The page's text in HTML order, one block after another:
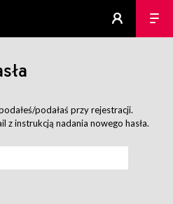
podałaś przy rejestracji.
z instrukcją nadania nowego hasła.